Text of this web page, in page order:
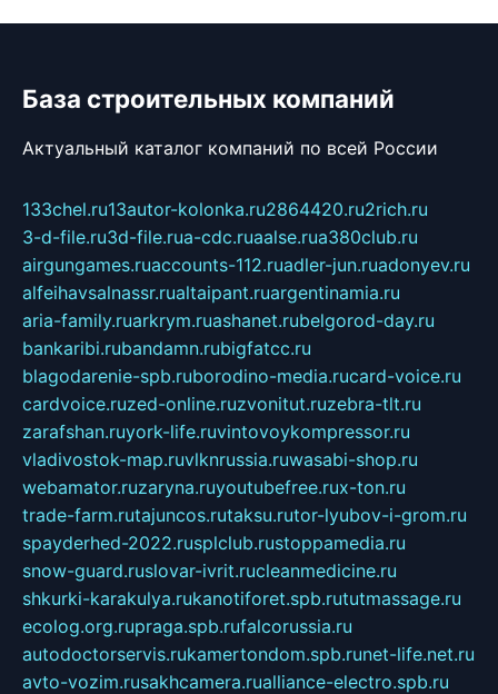
База строительных компаний
Актуальный каталог компаний по всей России
133chel.ru13autor-kolonka.ru2864420.ru2rich.ru
3-d-file.ru3d-file.rua-cdc.ruaalse.rua380club.ru
airgungames.ruaccounts-112.ruadler-jun.ruadonyev.ru
alfeihavsalnassr.rualtaipant.ruargentinamia.ru
aria-family.ruarkrym.ruashanet.rubelgorod-day.ru
bankaribi.rubandamn.rubigfatcc.ru
blagodarenie-spb.ruborodino-media.rucard-voice.ru
cardvoice.ruzed-online.ruzvonitut.ruzebra-tlt.ru
zarafshan.ruyork-life.ruvintovoykompressor.ru
vladivostok-map.ruvlknrussia.ruwasabi-shop.ru
webamator.ruzaryna.ruyoutubefree.rux-ton.ru
trade-farm.rutajuncos.rutaksu.rutor-lyubov-i-grom.ru
spayderhed-2022.rusplclub.rustoppamedia.ru
snow-guard.ruslovar-ivrit.rucleanmedicine.ru
shkurki-karakulya.rukanotiforet.spb.rututmassage.ru
ecolog.org.rupraga.spb.rufalcorussia.ru
autodoctorservis.rukamertondom.spb.runet-life.net.ru
avto-vozim.rusakhcamera.rualliance-electro.spb.ru